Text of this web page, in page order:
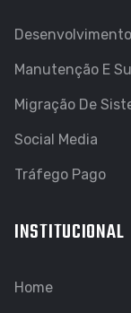
Manutenção E
Migração De
Social Media
Tráfego Pago
INSTITUCIONAL
Home